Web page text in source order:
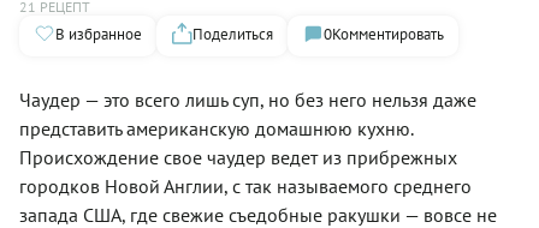
21 РЕЦЕПТ
В избранное Поделиться 0Комментировать
Чаудер — это всего лишь суп, но без него нельзя даже
представить американскую домашнюю кухню.
Происхождение свое чаудер ведет из прибрежных
городков Новой Англии, с так называемого среднего
запада США, где свежие съедобные ракушки — вовсе не